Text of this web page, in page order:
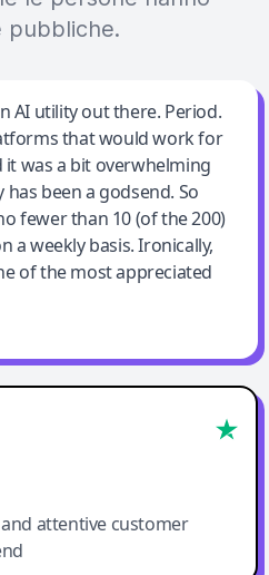
pubbliche.
utility
AI utility out there. Period.
that would work for
it was a bit overwhelming
has been a godsend. So
fewer than 10 (of the 200)
a weekly basis. Ironically,
of the most appreciated
attentive customer